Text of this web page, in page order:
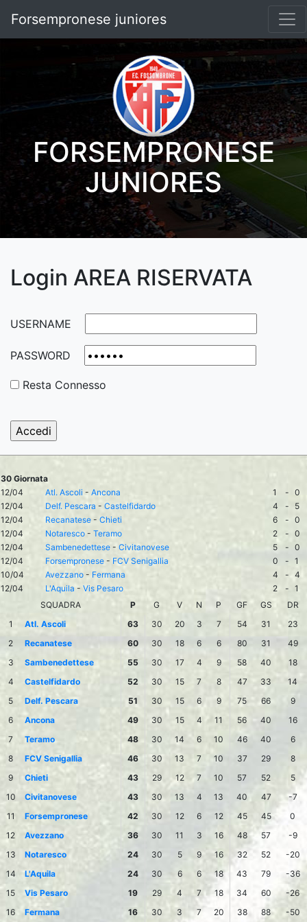
Forsempronese juniores
FORSEMPRONESE
JUNIORES
Login AREA RISERVATA
USERNAME
PASSWORD
Resta Connesso
30 Giornata
12/04
Atl. Ascoli - Ancona 1 - 0
12/04
Delf. Pescara - Castelfidardo 4 -
5
12/04
Recanatese - Chieti 6 - 0
12/04
Notaresco - Teramo 2 - 0
12/04
Sambenedettese - Civitanovese 5 - 0
12/04
Forsempronese - FCV Senigallia 0 - 1
10/04
Avezzano - Fermana 4 - 4
12/04
L'Aquila - Vis Pesaro 2 - 1
SQUADRA
P G V N P GF GS
DR
1
Atl. Ascoli 63 30 20 3 7 54 31
23
2
Recanatese 60 30 18 6 6 80 31
49
3
Sambenedettese 55 30 17 4 9 58 40
18
4
Castelfidardo 52 30 15 7 8 47 33
14
5
Delf. Pescara 51 30 15 6 9 75 66
9
6
Ancona 49 30 15 4 11 56 40
16
7
Teramo 48 30 14 6 10 46 40
6
8
FCV Senigallia 46 30 13 7 10 37 29
8
9
Chieti 43 29 12 7 10 57 52
5
10
Civitanovese 43 30 13 4 13 40 47
-7
11
Forsempronese 42 30 12 6 12 45 45
0
12
Avezzano 36 30 11 3 16 48 57
-9
13
Notaresco 24 30 5 9 16 32 52
-20
14
L'Aquila 24 30 6 6 18 43 79
-36
15
Vis Pesaro 19 29 4 7 18 34 60
-26
16
Fermana 16 30 3 7 20 38 88 -50